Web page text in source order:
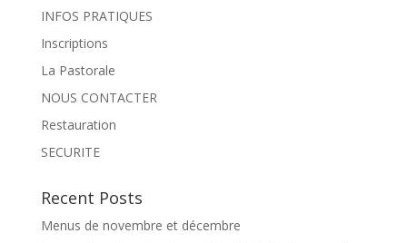
INFOS PRATIQUES
Inscriptions
La Pastorale
NOUS CONTACTER
Restauration
SECURITE
Recent Posts
Menus de novembre et décembre